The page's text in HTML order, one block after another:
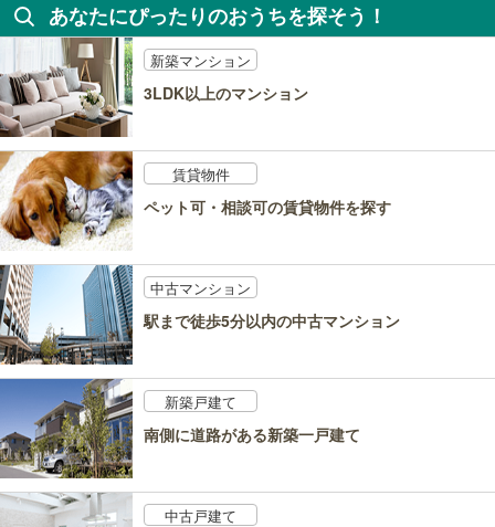
あなたにぴったりのおうちを探そう！
新築マンション
3LDK以上のマンション
賃貸物件
ペット可・相談可の賃貸物件を探す
中古マンション
駅まで徒歩5分以内の中古マンション
新築戸建て
南側に道路がある新築一戸建て
中古戸建て